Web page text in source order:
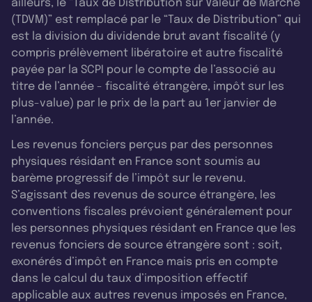
ailleurs, le “Taux de Distribution sur Valeur de Marché
(TDVM)” est remplacé par le “Taux de Distribution” qui
est la division du dividende brut avant fiscalité (y
compris prélèvement libératoire et autre fiscalité
payée par la SCPI pour le compte de l’associé au
titre de l’année - fiscalité étrangère, impôt sur les
plus-value) par le prix de la part au 1er janvier de
l’année.
Les revenus fonciers perçus par des personnes
physiques résidant en France sont soumis au
barème progressif de l’impôt sur le revenu.
S’agissant des revenus de source étrangère, les
conventions fiscales prévoient généralement pour
les personnes physiques résidant en France que les
revenus fonciers de source étrangère sont : soit,
exonérés d’impôt en France mais pris en compte
dans le calcul du taux d’imposition effectif
applicable aux autres revenus imposés en France,